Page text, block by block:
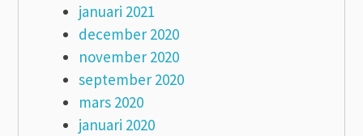
januari 2021
december 2020
november 2020
september 2020
mars 2020
januari 2020